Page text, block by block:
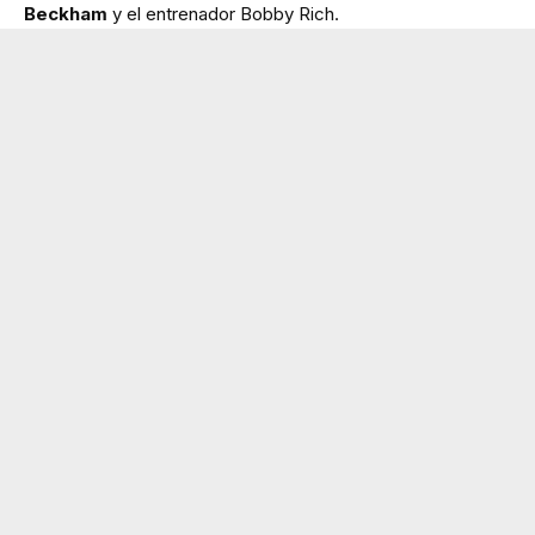
Beckham y el entrenador Bobby Rich.